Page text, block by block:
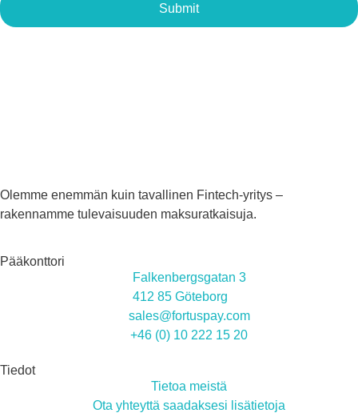
Submit
Olemme enemmän kuin tavallinen Fintech-yritys –
rakennamme tulevaisuuden maksuratkaisuja.
Pääkonttori
Falkenbergsgatan 3
412 85 Göteborg
sales@fortuspay.com
+46 (0) 10 222 15 20
Tiedot
Tietoa meistä
Ota yhteyttä saadaksesi lisätietoja